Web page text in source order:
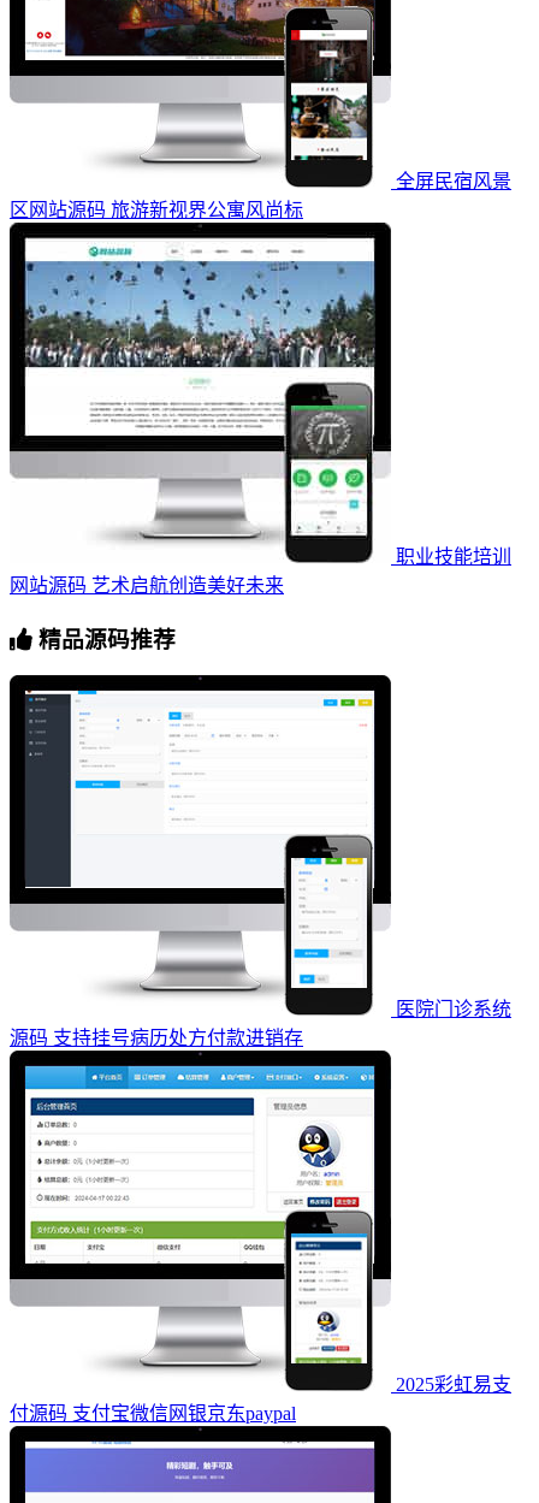
全屏民宿风景
区网站源码 旅游新视界公寓风尚标
职业技能培训
网站源码 艺术启航创造美好未来
精品源码推荐
医院门诊系统
源码 支持挂号病历处方付款进销存
2025彩虹易支
付源码 支付宝微信网银京东paypal